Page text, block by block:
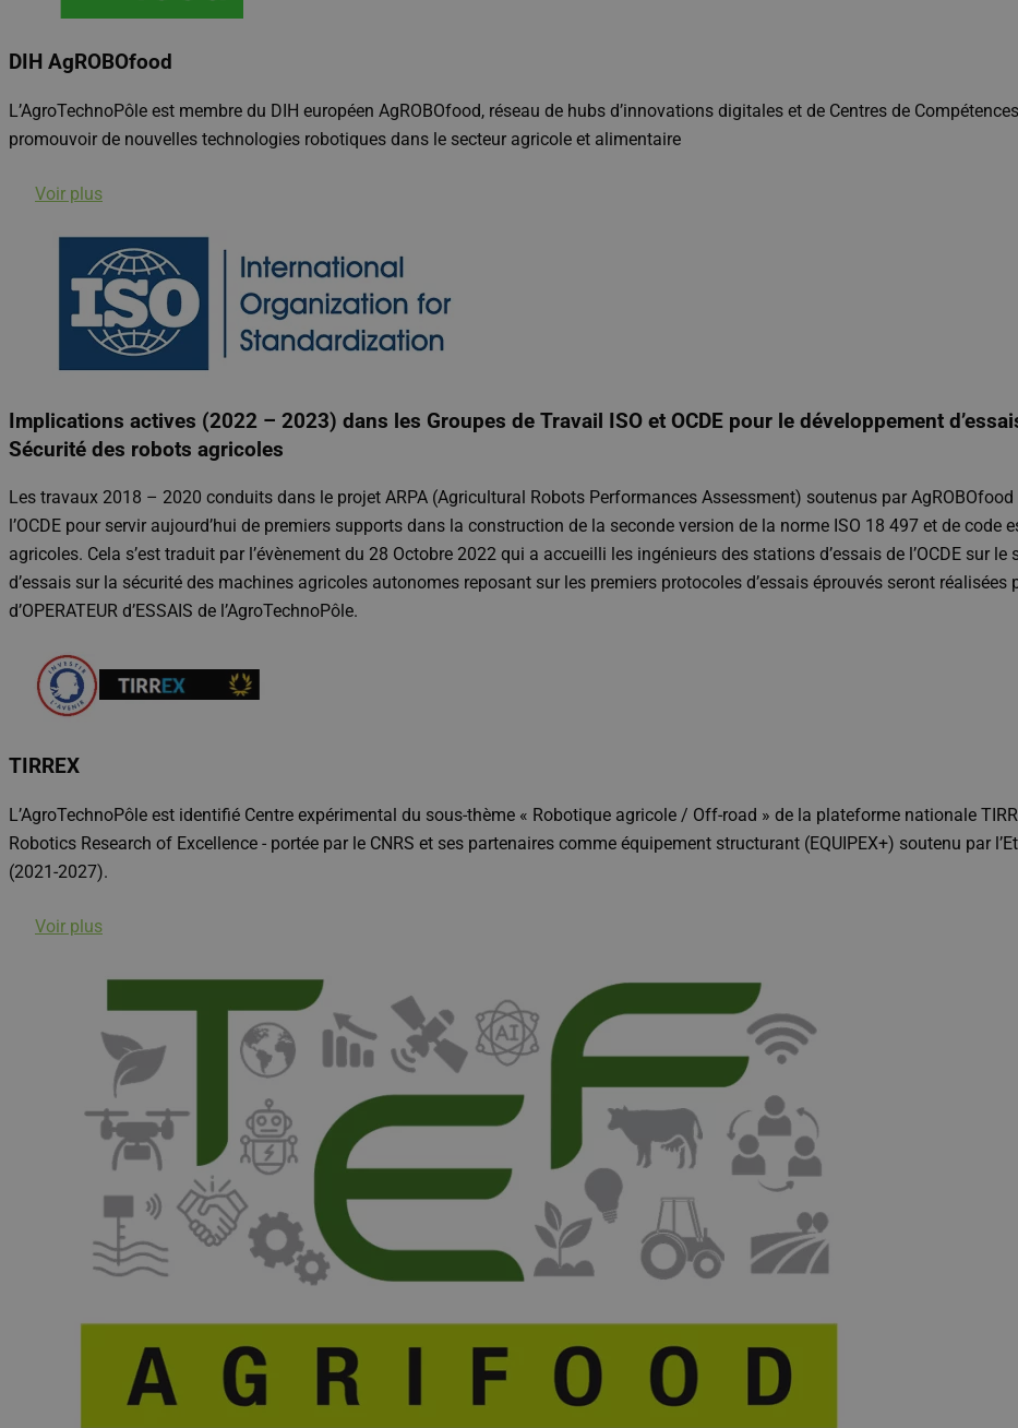
DIH AgROBOfood
L’AgroTechnoPôle est membre du DIH européen AgROBOfood, réseau de hubs d’innovations digitales et de Centres de
promouvoir de nouvelles technologies robotiques dans le secteur agricole et alimentaire
Voir plus
Implications actives (2022 – 2023) dans les Groupes de Travail ISO et OCDE pour le développement
Sécurité des robots agricoles
Les travaux 2018 – 2020 conduits dans le projet ARPA (Agricultural Robots Performances Assessment) soutenus par AgROBOfood
l’OCDE pour servir aujourd’hui de premiers supports dans la construction de la seconde version de la norme ISO 18 497 et de code
agricoles. Cela s’est traduit par l’évènement du 28 Octobre 2022 qui a accueilli les ingénieurs des stations d’essais de l’OCDE sur
d’essais sur la sécurité des machines agricoles autonomes reposant sur les premiers protocoles d’essais éprouvés seront réalisées
d’OPERATEUR d’ESSAIS de l’AgroTechnoPôle.
TIRREX
L’AgroTechnoPôle est identifié Centre expérimental du sous-thème « Robotique agricole / Off-road » de la plateforme nationale
Robotics Research of Excellence - portée par le CNRS et ses partenaires comme équipement structurant (EQUIPEX+) soutenu par
(2021-2027).
Voir plus